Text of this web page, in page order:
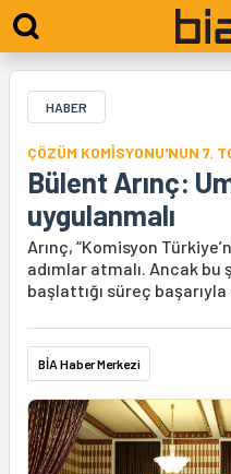
HABER
ÇÖZÜM KOMİSYONU'NUN 7.
Bülent Arınç:
uygulanmalı
Arınç, “Komisyon
adımlar atmalı. Ancak
başlattığı süreç başarıyla
BİA Haber Merkezi